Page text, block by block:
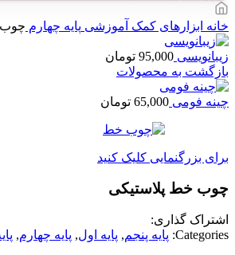
خانه ابزارهای کمک آموزشی پایه چهارم چوب
زیبانویسی 95,000 تومان
بازگشت به محصولات
چینه فومی 65,000 تومان
برای بزرگنمایی کلیک کنید
چوب خط پلاستیکی
اشتراک گذاری:
Categories: پايه پنجم, پایه اول, پایه چهارم,